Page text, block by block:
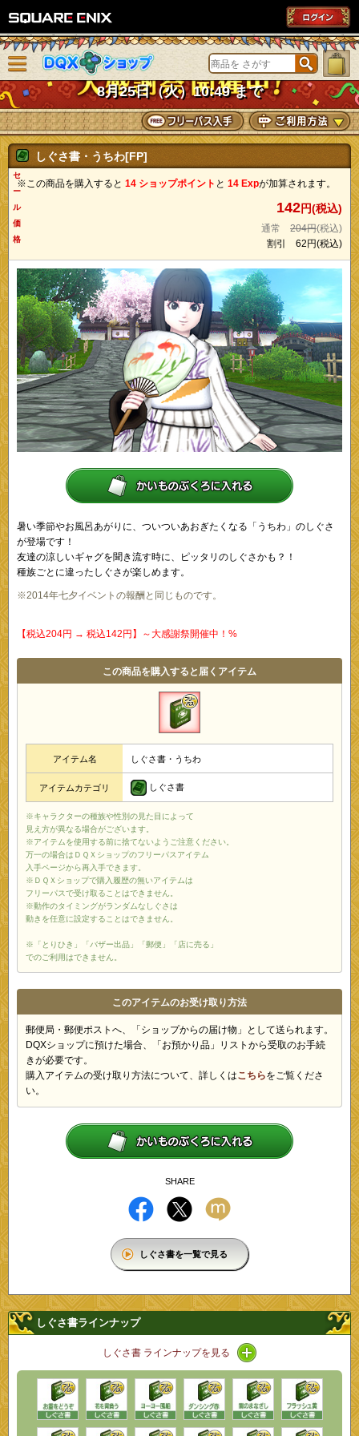
DQXショップ
8月25日（火）10:49 まで
ニューを閉じる
しぐさ書・うちわ[FP]
※この商品を購入すると 14 ショップポイント と 14 Expが加算されます。
セ
ー
ル
価
格
142円(税込)
通常 204円(税込)
割引 62円(税込)
暑い季節やお風呂あがりに、ついついあおぎたくなる「うちわ」のしぐさ
が登場です！
友達の涼しいギャグを聞き流す時に、ピッタリのしぐさかも？！
種族ごとに違ったしぐさが楽しめます。
※2014年七夕イベントの報酬と同じものです。
【税込204円 → 税込142円】～大感謝祭開催中！%
この商品を購入すると届くアイテム
アイテム名 しぐさ書・うちわ
アイテムカテゴリ しぐさ書
※キャラクターの種族や性別の見た目によって
見え方が異なる場合がございます。
※アイテムを使用する前に捨てないようご注意ください。
万一の場合はＤＱＸショップのフリーパスアイテム
入手ページから再入手できます。
※ＤＱＸショップで購入履歴の無いアイテムは
フリーパスで受け取ることはできません。
※動作のタイミングがランダムなしぐさは
動きを任意に設定することはできません。
※「とりひき」「バザー出品」「郵便」「店に売る」
でのご利用はできません。
このアイテムのお受け取り方法
郵便局・郵便ポストへ、「ショップからの届け物」として送られます。
DQXショップに預けた場合、「お預かり品」リストから受取のお手続
きが必要です。
購入アイテムの受け取り方法について、詳しくはこちらをご覧くださ
い。
SHARE
しぐさ書を一覧で見る
しぐさ書ラインナップ
しぐさ書 ラインナップを見る アイコン / ラインナッ